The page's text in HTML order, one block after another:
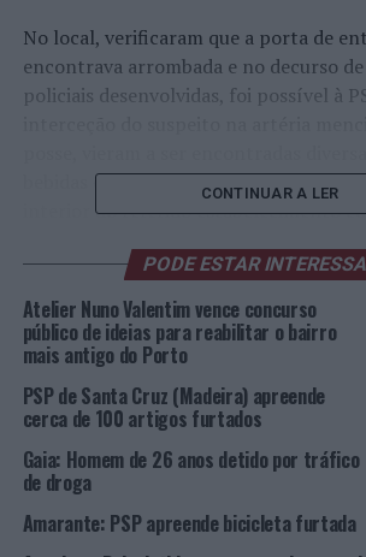
No local, verificaram que a porta de
encontrava arrombada e no decurso
policiais desenvolvidas, foi possível à
bebidas espirituosas, que haviam sido
interior do referido estabelecimento
O proprietário deslocou-se junta da
O detido foi presente junto das
Foto: DR.
TÓPICOS RELACIONADOS: CRIMINALIDADE
PORTO
PRÓXIMO
CONTINUAR A LER
PODE ESTAR
Atelier Nuno Valentim vence concurso
público de ideias para reabilitar o bairro
mais antigo do Porto
PSP de Santa Cruz (Madeira) apreende
cerca de 100 artigos furtados
Gaia: Homem de 26 anos detido por tráfico
de droga
Amarante: PSP apreende bicicleta furtada